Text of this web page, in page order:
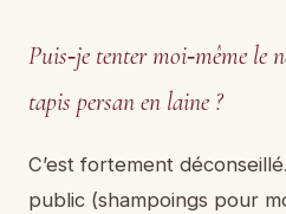
Puis‑je tenter moi‑même le
tapis persan en laine ?
C’est fortement
public (shampoings pour